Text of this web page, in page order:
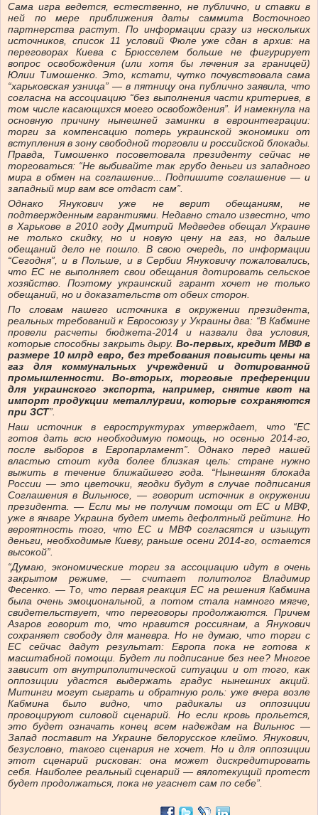
Сама игра ведется, естественно, не публично, и ставки в
ней по мере приближения даты саммита Восточного
партнерства растут. По информации сразу из нескольких
источников, список 11 условий Фюле уже сдан в архив: на
переговорах Киева с Брюсселем больше не фигурирует
вопрос освобождения (или хотя бы лечения за границей)
Юлии Тимошенко. Это, кстати, чутко почувствовала сама
“харьковская узница” — в пятницу она публично заявила, что
согласна на ассоциацию “без выполнения части критериев, в
том числе касающихся моего освобождения”. И намекнула на
основную причину нынешней заминки в евроинтеграции:
торги за компенсацию потерь украинской экономики от
вступления в зону свободной торговли и российской блокады.
Правда, Тимошенко посоветовала президенту сейчас не
торговаться: “Не выбивайте так грубо деньги из западного
мира в обмен на соглашение... Подпишите соглашение — и
западный мир вам все отдаст сам”.
Однако Янукович уже не верит обещаниям, не
подтвержденным гарантиями. Недавно стало известно, что
в Харькове в 2010 году Дмитрий Медведев обещал Украине
не только скидку, но и новую цену на газ, но дальше
обещаний дело не пошло. В свою очередь, по информации
“Сегодня”, и в Польше, и в Сербии Януковичу пожаловались,
что ЕС не выполняет свои обещания дотировать сельское
хозяйство. Поэтому украинский гарант хочет не только
обещаний, но и доказательств от обеих сторон.
По словам нашего источника в окружении президента,
реальных требований к Евросоюзу у Украины два: “В Кабмине
провели расчеты бюджета-2014 и назвали два условия,
которые способны закрыть дыру.Во-первых, кредит МВФ в
размере 10 млрд евро, без требования повысить цены на
газ для коммунальных учреждений и дотированной
промышленности. Во-вторых, торговые преференции
для украинского экспорта, например, снятие квот на
импорт продукции металлургии, которые сохраняются
при ЗСТ”.
Наш источник в евроструктурах утверждает, что “ЕС
готов дать всю необходимую помощь, но осенью 2014-го,
после выборов в Европарламент”. Однако перед нашей
властью стоит куда более близкая цель: стране нужно
выжить в течение ближайшего года. “Нынешняя блокада
России — это цветочки, ягодки будут в случае подписания
Соглашения в Вильнюсе, — говорит источник в окружении
президента. — Если мы не получим помощи от ЕС и МВФ,
уже в январе Украина будет иметь дефолтный рейтинг. Но
вероятность того, что ЕС и МВФ согласятся и изыщут
деньги, необходимые Киеву, раньше осени 2014-го, остается
высокой”.
“Думаю, экономические торги за ассоциацию идут в очень
закрытом режиме, — считает политолог Владимир
Фесенко. — То, что первая реакция ЕС на решения Кабмина
была очень эмоциональной, а потом стала намного мягче,
свидетельствует, что переговоры продолжаются. Причем
Азаров говорит то, что нравится россиянам, а Янукович
сохраняет свободу для маневра. Но не думаю, что торги с
ЕС сейчас дадут результат: Европа пока не готова к
масштабной помощи. Будет ли подписание без нее? Многое
зависит от внутриполитической ситуации и от того, как
оппозиции удастся выдержать градус нынешних акций.
Митинги могут сыграть и обратную роль: уже вчера возле
Кабмина было видно, что радикалы из оппозиции
провоцируют силовой сценарий. Но если кровь прольется,
это будет означать конец всем надеждам на Вильнюс —
Запад поставит на Украине белорусское клеймо. Янукович,
безусловно, такого сценария не хочет. Но и для оппозиции
этот сценарий рискован: она может дискредитировать
себя. Наиболее реальный сценарий — вялотекущий протест
будет продолжаться, пока не угаснет сам по себе”.